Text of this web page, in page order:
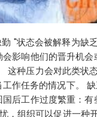
"状态会被解释为缺
影响他们的晋升机
种压力会对此类状
作任务的情况下。
后工作过度繁重：
组织可以促进一种